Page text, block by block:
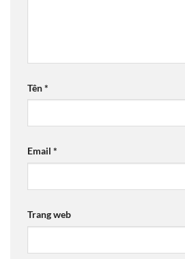
Tên*
Email *
Trang web